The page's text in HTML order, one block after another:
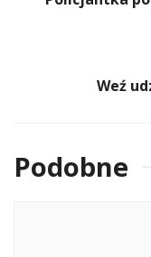
Weź
Podobne